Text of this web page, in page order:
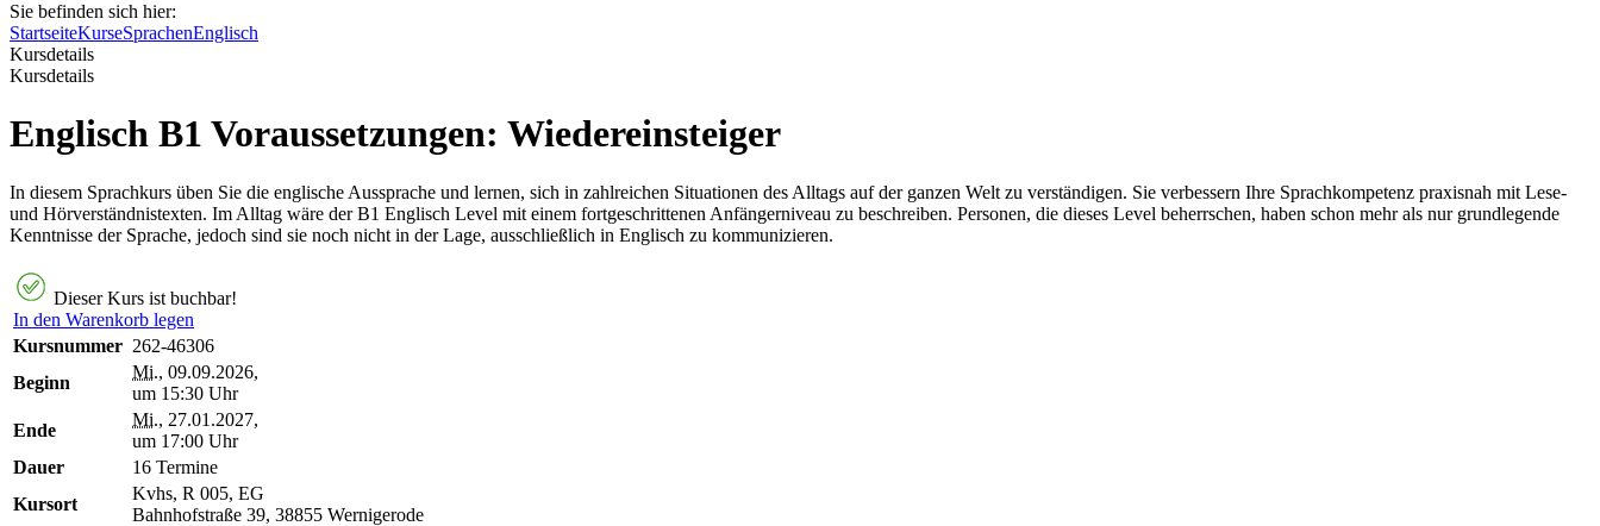
Sie befinden sich hier:
StartseiteKurseSprachenEnglisch
Kursdetails
Kursdetails
Englisch B1 Voraussetzungen: Wiedereinsteiger
In diesem Sprachkurs üben Sie die englische Aussprache und lernen, sich in zahlreichen Situationen des Alltags auf der ganzen Welt zu verständigen. Sie verbessern Ihre Sprachkompetenz praxisnah mit Lese-
und Hörverständnistexten. Im Alltag wäre der B1 Englisch Level mit einem fortgeschrittenen Anfängerniveau zu beschreiben. Personen, die dieses Level beherrschen, haben schon mehr als nur grundlegende
Kenntnisse der Sprache, jedoch sind sie noch nicht in der Lage, ausschließlich in Englisch zu kommunizieren.
Dieser Kurs ist buchbar!
In den Warenkorb legen
Kursnummer 262-46306
Beginn
Mi., 09.09.2026,
um 15:30 Uhr
Ende
Mi., 27.01.2027,
um 17:00 Uhr
Dauer
16 Termine
Kursort
Kvhs, R 005, EG
Bahnhofstraße 39, 38855 Wernigerode